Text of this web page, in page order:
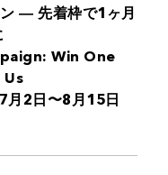
― 先着枠で1ヶ月
Win One
月2日〜8月15日